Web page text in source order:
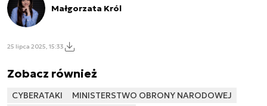
Małgorzata Król
25 lipca 2025, 15:33
Zobacz również
CYBERATAKI
MINISTERSTWO OBRONY NARODOWEJ